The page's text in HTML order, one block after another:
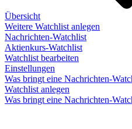
Übersicht
Weitere Watchlist anlegen
Nachrichten-Watchlist
Aktienkurs-Watchlist
Watchlist bearbeiten
Einstellungen
Was bringt eine Nachrichten-
Watchlist anlegen
Was bringt eine Nachrichten-